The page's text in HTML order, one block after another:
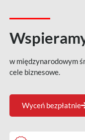
w międzynarodowym
cele biznesowe.
Wyceń bezpłatnie